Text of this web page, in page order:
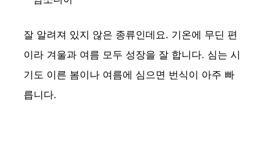
잘 알려져 있지 않은 종류인데요. 기온에 무딘 편
이라 겨울과 여름 모두 성장을 잘 합니다. 심는 시
기도 이른 봄이나 여름에 심으면 번식이 아주 빠
릅니다.